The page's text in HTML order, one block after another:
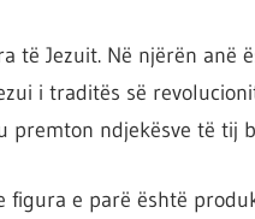
të Jezuit. Në njërën anë
i traditës së
premton ndjekësve të tij
figura e parë është